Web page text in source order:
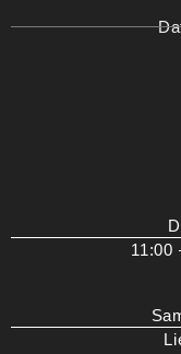
11:00